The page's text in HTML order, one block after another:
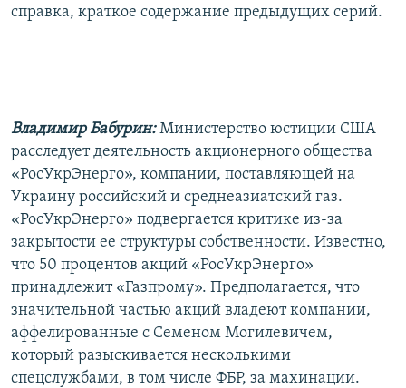
Все сайты РСЕ/РС
справка, краткое содержание предыдущих серий.
Владимир Бабурин: Министерство юстиции США
расследует деятельность акционерного общества
«РосУкрЭнерго», компании, поставляющей на
Украину российский и среднеазиатский газ.
«РосУкрЭнерго» подвергается критике из-за
закрытости ее структуры собственности. Известно,
что 50 процентов акций «РосУкрЭнерго»
принадлежит «Газпрому». Предполагается, что
значительной частью акций владеют компании,
аффелированные с Семеном Могилевичем,
который разыскивается несколькими
спецслужбами, в том числе ФБР, за махинации.